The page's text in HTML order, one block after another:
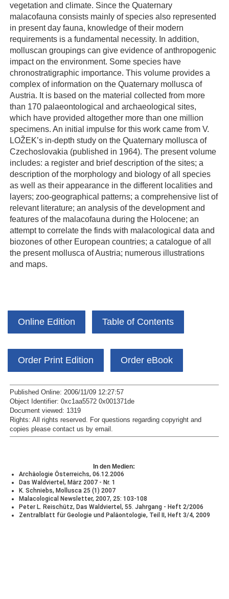
vegetation and climate. Since the Quaternary
malacofauna consists mainly of species also represented
in present day fauna, knowledge of their modern
requirements is a fundamental necessity. In addition,
molluscan groupings can give evidence of anthropogenic
impact on the environment. Some species have
chronostratigraphic importance. This volume provides a
complex of information on the Quaternary mollusca of
Austria. It is based on the material collected from more
than 170 palaeontological and archaeological sites,
which have provided altogether more than one million
specimens. An initial impulse for this work came from V.
LOŽEK’s in-depth study on the Quaternary mollusca of
Czechoslovakia (published in 1964). The present volume
includes: a register and brief description of the sites; a
description of the morphology and biology of all species
as well as their appearance in the different localities and
layers; zoo-geographical patterns; a comprehensive list of
relevant literature; an analysis of the development and
features of the malacofauna during the Holocene; an
attempt to correlate the finds with malacological data and
biozones of other European countries; a catalogue of all
the present mollusca of Austria; numerous illustrations
and maps.
Online Edition Table of Contents
Order Print Edition Order eBook
Published Online: 2006/11/09 12:27:57
Object Identifier: 0xc1aa5572 0x001371de
Document viewed: 1319
Rights: All rights reserved. For questions regarding copyright and
copies please contact us by email .
In den Medien:
Archäologie Österreichs, 06.12.2006
Das Waldviertel, März 2007 - Nr. 1
K. Schniebs, Mollusca 25 (1) 2007
Malacological Newsletter, 2007, 25: 103-108
Peter L. Reischütz, Das Waldviertel, 55. Jahrgang - Heft 2/2006
Zentralblatt für Geologie und Paläontologie, Teil II, Heft 3/4, 2009